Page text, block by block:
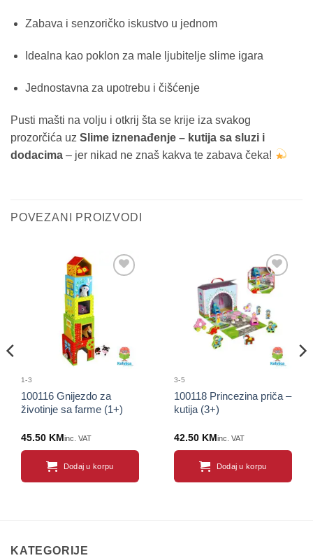
Zabava i senzoričko iskustvo u jednom
Idealna kao poklon za male ljubitelje slime igara
Jednostavna za upotrebu i čišćenje
Pusti mašti na volju i otkrij šta se krije iza svakog
prozorčića uz Slime iznenađenje – kutija sa sluzi i
dodacima – jer nikad ne znaš kakva te zabava čeka!
POVEZANI PROIZVODI
1-3
100116 Gnijezdo za
životinje sa farme (1+)
45.50 KM inc. VAT
Dodaj u korpu
Sačuvaj
proizvod
3-5
100118 Princezina priča –
kutija (3+)
42.50 KM inc. VAT
Dodaj u korpu
KATEGORIJE